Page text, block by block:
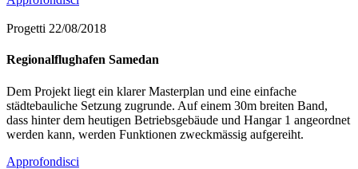
Progetti 22/08/2018
Regionalflughafen Samedan
Dem Projekt liegt ein klarer Masterplan und eine einfache
städtebauliche Setzung zugrunde. Auf einem 30m breiten Band,
dass hinter dem heutigen Betriebsgebäude und Hangar 1 angeordnet
werden kann, werden Funktionen zweckmässig aufgereiht.
Approfondisci